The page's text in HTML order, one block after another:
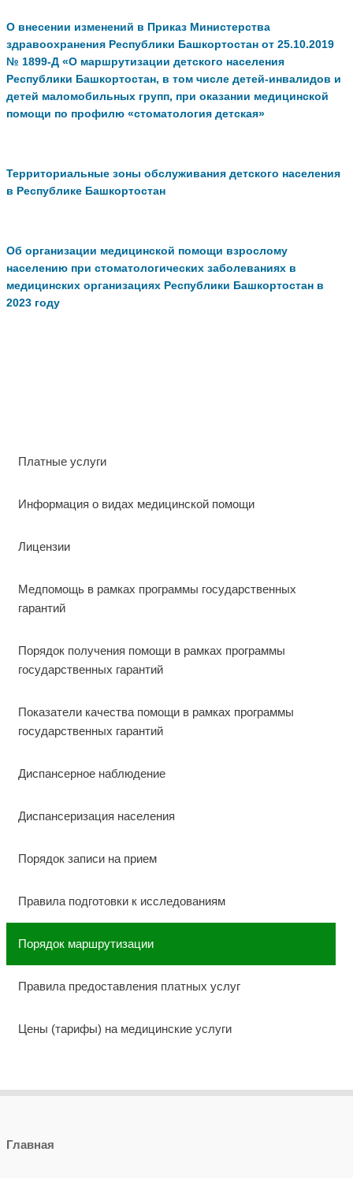
Платные услуги
Информация о видах медицинской помощи
Лицензии
Медпомощь в рамках программы государственных
гарантий
Порядок получения помощи в рамках программы
государственных гарантий
Показатели качества помощи в рамках программы
государственных гарантий
Диспансерное наблюдение
Диспансеризация населения
Порядок записи на прием
Правила подготовки к исследованиям
Порядок маршрутизации
Правила предоставления платных услуг
Цены (тарифы) на медицинские услуги
О внесении изменений в Приказ Министерства
здравоохранения Республики Башкортостан от 25.10.2019
№ 1899-Д «О маршрутизации детского населения
Республики Башкортостан, в том числе детей-инвалидов и
детей маломобильных групп, при оказании медицинской
помощи по профилю «стоматология детская»
Территориальные зоны обслуживания детского населения
в Республике Башкортостан
Об организации медицинской помощи взрослому
населению при стоматологических заболеваниях в
медицинских организациях Республики Башкортостан в
2023 году
Главная